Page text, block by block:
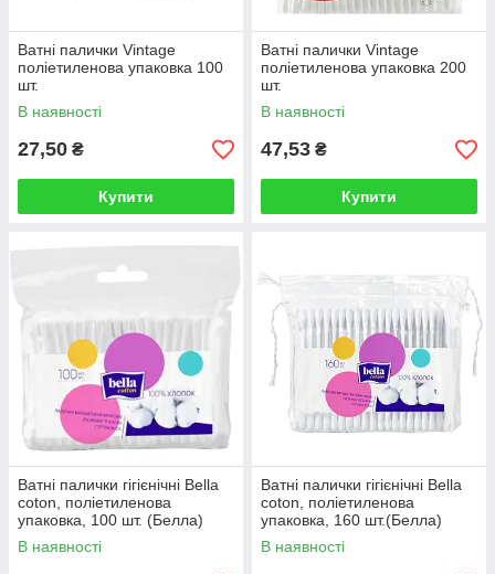
Ватні палички Vintage
поліетиленова упаковка 100
шт.
В наявності
27,50 ₴
Купити
Ватні палички Vintage
поліетиленова упаковка 200
шт.
В наявності
47,53 ₴
Купити
Ватні палички гігієнічні Bella
сoton, поліетиленова
упаковка, 100 шт. (Белла)
В наявності
Ватні палички гігієнічні Bella
сoton, поліетиленова
упаковка, 160 шт.(Белла)
В наявності